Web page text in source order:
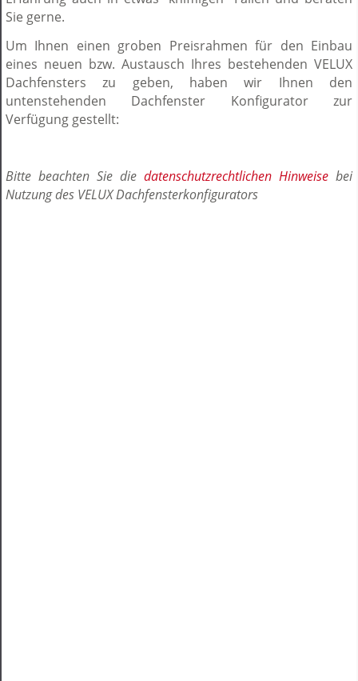
Sie gerne.
Um Ihnen einen groben Preisrahmen für den Einbau
eines neuen bzw. Austausch Ihres bestehenden VELUX
Dachfensters zu geben, haben wir Ihnen den
untenstehenden Dachfenster Konfigurator zur
Verfügung gestellt:
Bitte beachten Sie diedatenschutzrechtlichen Hinweise bei
Nutzung des VELUX Dachfensterkonfigurators